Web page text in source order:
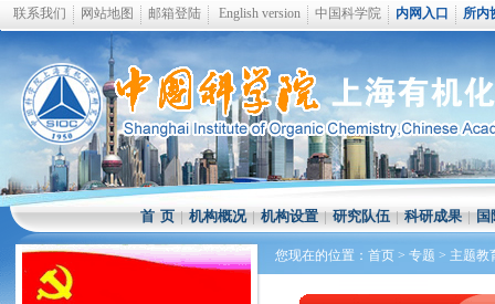
联系我们 网站地图 邮箱登陆 English version 中国科学院 内网入口 所内
首 页 | 机构概况 | 机构设置 | 研究队伍 | 科研成果 | 国
您现在的位置： 首页 > 专题 > 主题教